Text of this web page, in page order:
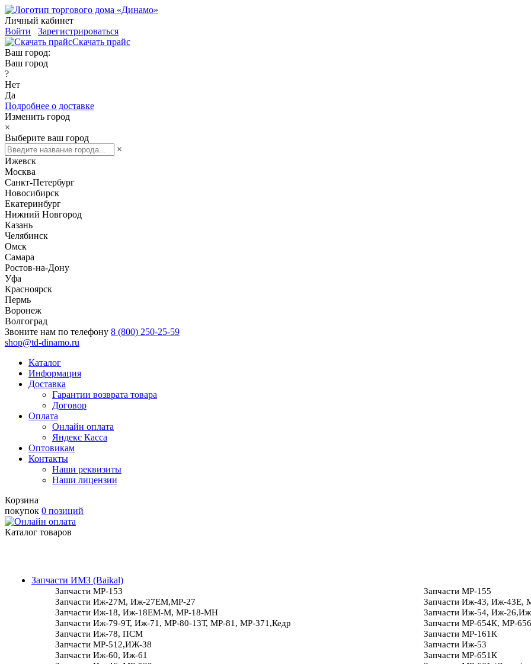
Личный кабинет
Войти
Зарегистрироваться
Скачать прайс
Ваш город:
Ваш город
?
Нет
Да
Подробнее о доставке
Изменить город
×
Выберите ваш город
×
Ижевск
Москва
Санкт-Петербург
Новосибирск
Екатеринбург
Нижний Новгород
Казань
Челябинск
Омск
Самара
Ростов-на-Дону
Уфа
Красноярск
Пермь
Воронеж
Волгоград
Звоните нам по телефону 8 (800) 250-25-59
shop@td-dinamo.ru
Каталог
Информация
Доставка
Гарантии возврата товара
Договор
Оплата
Онлайн оплата
Яндекс Касса
Оптовикам
Контакты
Наши реквизиты
Наши лицензии
Корзина
покупок 0 позиций
Каталог товаров
Запчасти ИМЗ (Baikal)
Запчасти МР-153
Запчасти МР-155
Запчасти Иж-27М, Иж-27ЕМ,МР-27
Запчасти Иж-43, Иж-43Е,
Запчасти Иж-18, Иж-18ЕМ-М, МР-18-МН
Запчасти Иж-54, Иж-
Запчасти Иж-79-9Т, Иж-71, МР-80-13Т, МР-81, МР-371,Кедр
Запчасти МР-654К, МР-
Запчасти Иж-78, ПСМ
Запчасти МР-161К
Запчасти МР-512,ИЖ-38
Запчасти Иж-53
Запчасти Иж-60, Иж-61
Запчасти МР-651К